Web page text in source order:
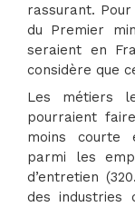
rassurant.
du Premier
seraient en
considère que
Les métiers
pourraient
moins courte
parmi les
d’entretien
des industries